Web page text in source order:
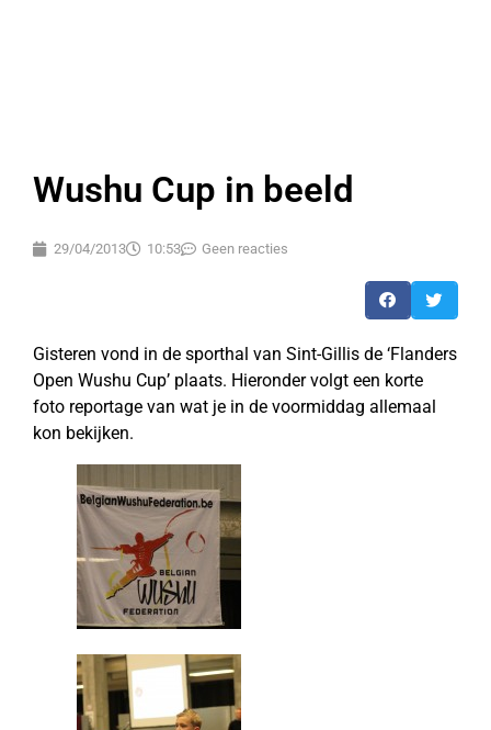
Wushu Cup in beeld
29/04/2013 10:53 Geen reacties
Gisteren vond in de sporthal van Sint-Gillis de ‘Flanders
Open Wushu Cup’ plaats. Hieronder volgt een korte
foto reportage van wat je in de voormiddag allemaal
kon bekijken.